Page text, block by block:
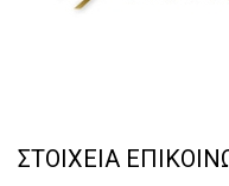
ΣΤΟΙΧΕΙΑ